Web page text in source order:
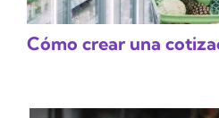
Cómo crear una